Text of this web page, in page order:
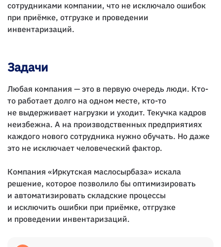
сотрудниками компании, что не исключало ошибок
при приёмке, отгрузке и проведении
инвентаризаций.
Задачи
Любая компания — это в первую очередь люди. Кто-
то работает долго на одном месте, кто-то
не выдерживает нагрузки и уходит. Текучка кадров
неизбежна. А на производственных предприятиях
каждого нового сотрудника нужно обучать. Но даже
это не исключает человеческий фактор.
Компания «Иркутская маслосырбаза» искала
решение, которое позволило бы оптимизировать
и автоматизировать складские процессы
и исключить ошибки при приёмке, отгрузке
и проведении инвентаризаций.